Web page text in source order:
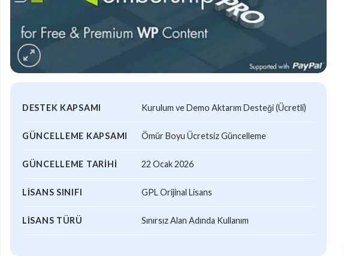
DESTEK KAPSAMI Kurulum ve Demo Aktarım Desteği (Ücretli)
GÜNCELLEME KAPSAMI Ömür Boyu Ücretsiz Güncelleme
GÜNCELLEME TARIHI 22 Ocak 2026
LISANS SINIFI GPL Orijinal Lisans
LISANS TÜRÜ Sınırsız Alan Adında Kullanım